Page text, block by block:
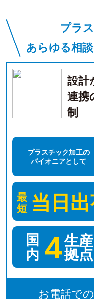
プラ
あらゆる相
設計
連携
制
プラスチック加工の
パイオニアとして
最
短 当日
国
内 4生産
拠点
お電話で